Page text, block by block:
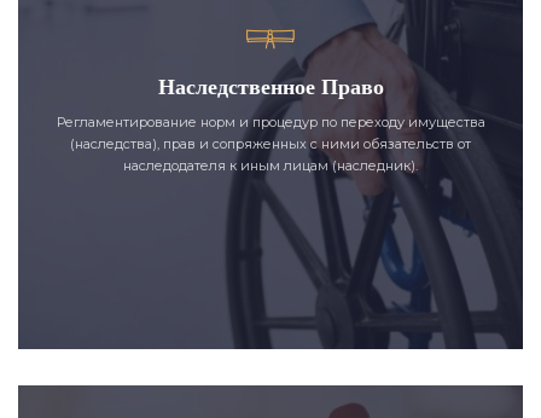
Наследственное Право
Регламентирование норм и процедур по переходу имущества
(наследства), прав и сопряженных с ними обязательств от
наследодателя к иным лицам (наследник).